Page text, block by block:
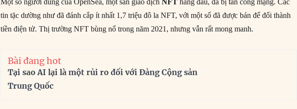
Một số người dùng của OpenSea, một sàn giao dịchNFT hàng đầu, đã bị tấn công mạng. Các
tin tặc dường như đã đánh cắp ít nhất 1,7 triệu đô la NFT, với một số đã được bán để đổi thành
tiền điện tử. Thị trường NFT bùng nổ trong năm 2021, nhưng vẫn rất mong manh.
Bài đang hot
Tại sao AI lại là một rủi ro đối với Đảng Cộng sản
Trung Quốc